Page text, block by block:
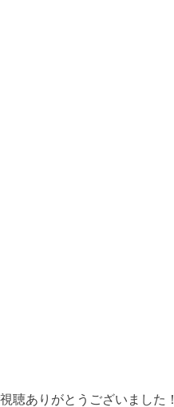
聴ありがとうございました！